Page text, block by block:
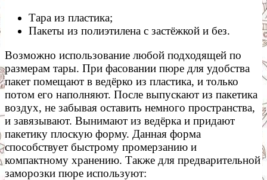
Тара из пластика;
Пакеты из полиэтилена с застёжкой и без.
Возможно использование любой подходящей по
размерам тары. При фасовании пюре для удобства
пакет помещают в ведёрко из пластика, и только
потом его наполняют. После выпускают из пакетика
воздух, не забывая оставить немного пространства,
и завязывают. Вынимают из ведёрка и придают
пакетику плоскую форму. Данная форма
способствует быстрому промерзанию и
компактному хранению. Также для предварительной
заморозки пюре используют: